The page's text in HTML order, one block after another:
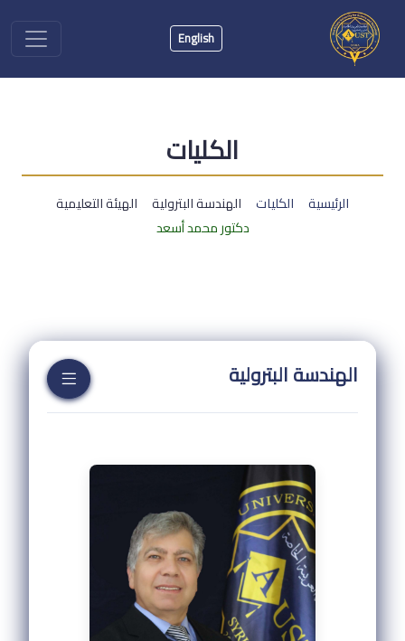
English
الكليات
الرئيسية الكليات الهندسة البترولية
الهيئة التعليمية
دكتور محمد أسعد
الهندسة البترولية